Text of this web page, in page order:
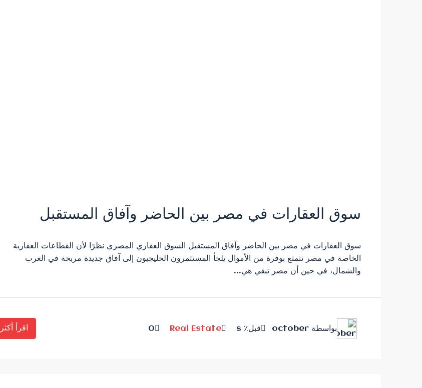
سوق العقارات في مصر بين الحاضر وآفاق المستقبل
سوق العقارات في مصر بين الحاضر وآفاق المستقبل السوق العقاري المصري نظرًا لأن القطاعات العقارية
الخاصة في مصر تتمتع بوفرة من الأموال يلجأ المستثمرون الخليجيون إلى آفاق جديدة مربحة في الغرب
والشمال، في حين أن مصر تبقي هي...
بواسطة october قبل٪ s Real Estate
0 اقرأ أكثر